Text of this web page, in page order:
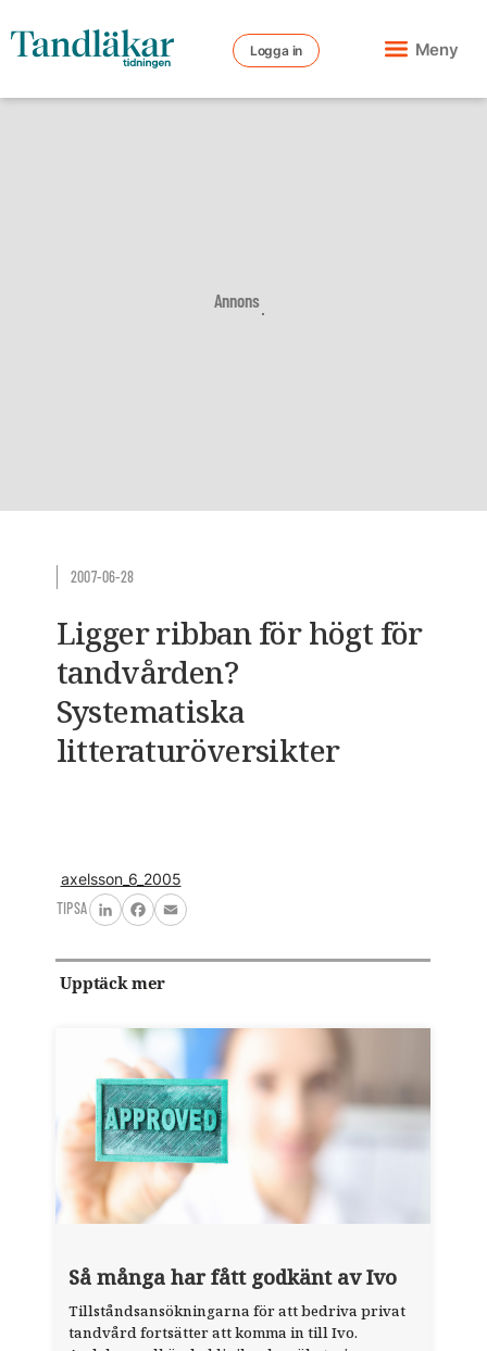
Logga in Meny
Annons
2007-06-28
Ligger ribban för högt för
tandvården?
Systematiska
litteraturöversikter
axelsson_6_2005
TIPSA
LinkedInFacebook
Email
Upptäck mer
Så många har fått godkänt av Ivo
Tillståndsansökningarna för att bedriva privat
tandvård fortsätter att komma in till Ivo.